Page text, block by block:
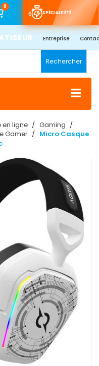
0
SPÉCIALE ÉTÉ
Entreprise
Rechercher
en ligne
Gaming
Gamer
Micro Casque